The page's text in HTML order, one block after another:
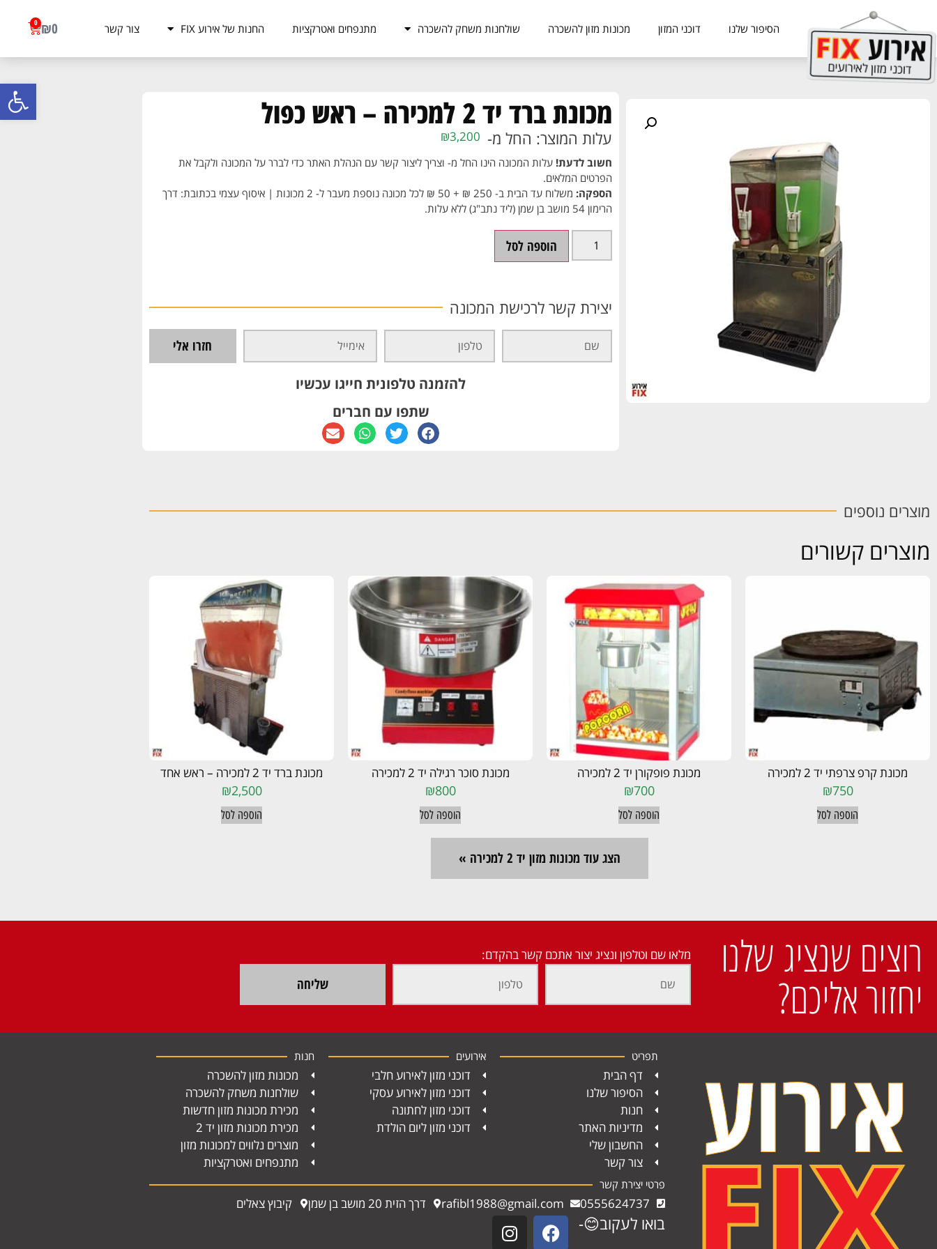
פתח
הסיפור שלנו דוכני המזון מכונות מזון להשכרה שולחנות משחק להשכרה מתנפחים ואטרקציות החנות של אירוע FIX צור קשר ₪0
0
מכונת ברד יד 2 למכירה – ראש כפול
עלות המוצר: החל מ- ₪3,200
חשוב לדעת! עלות המכונה הינו החל מ- וצריך ליצור קשר עם הנהלת האתר כדי לברר על המכונה ולקבל את
הפרטים המלאים.
הספקה:
משלוח עד הבית ב- 250 ₪ + 50 ₪ לכל מכונה נוספת מעבר ל- 2 מכונות | איסוף עצמי בכתובת: דרך
הרימון 54 מושב בן שמן (ליד נתב"ג) ללא עלות.
הוספה לסל
יצירת קשר לרכישת המכונה
חזרו אלי
להזמנה טלפונית חייגו עכשיו
שתפו עם חברים
מוצרים נוספים
מוצרים קשורים
מכונת קרפ צרפתי יד 2 למכירה
₪750
הוספה לסל
מכונת פופקורן יד 2 למכירה
₪700
הוספה לסל
מכונת סוכר רגילה יד 2 למכירה
₪800
הוספה לסל
מכונת ברד יד 2 למכירה – ראש אחד
₪2,500
הוספה לסל
הצג עוד מכונות מזון יד 2 למכירה »
רוצים שנציג שלנו
יחזור אליכם?
מלאו שם וטלפון ונציג יצור אתכם קשר בהקדם:
שליחה
תפריט
דף הבית
הסיפור שלנו
חנות
מדיניות האתר
החשבון שלי
צור קשר
אירועים
דוכני מזון לאירוע חלבי
דוכני מזון לאירוע עסקי
דוכני מזון לחתונה
דוכני מזון ליום הולדת
חנות
מכונות מזון להשכרה
שולחנות משחק להשכרה
מכירת מכונות מזון חדשות
מכירת מכונות מזון יד 2
מוצרים נלווים למכונות מזון
מתנפחים ואטרקציות
פרטי יצירת קשר
0555624737
rafibl1988@gmail.com דרך הזית 20 מושב בן שמן קיבוץ צאלים
בואו לעקוב😊-